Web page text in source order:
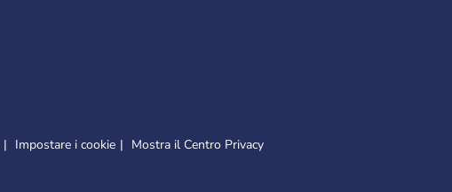
Impostare i cookie
Mostra il Centro Privacy